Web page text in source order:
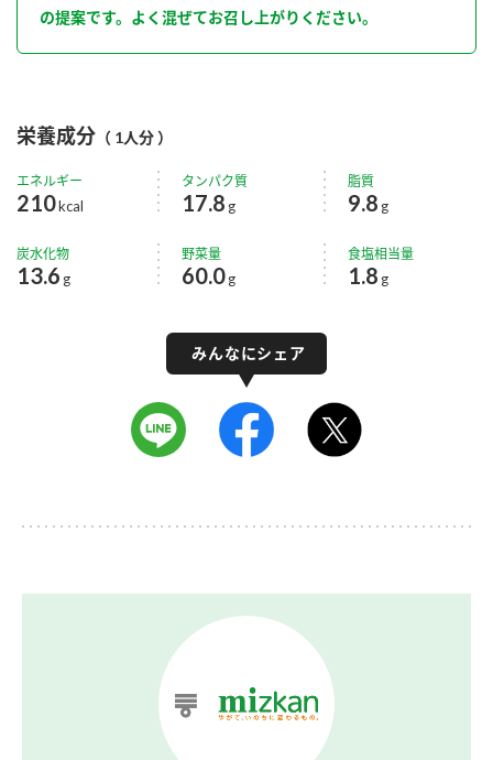
の提案です。よく混ぜてお召し上がりください。
栄養成分 （ 1人分 ）
エネルギー
210kcal
タンパク質
17.8 g
脂質
9.8 g
炭水化物
13.6 g
野菜量
60.0g
食塩相当量
1.8 g